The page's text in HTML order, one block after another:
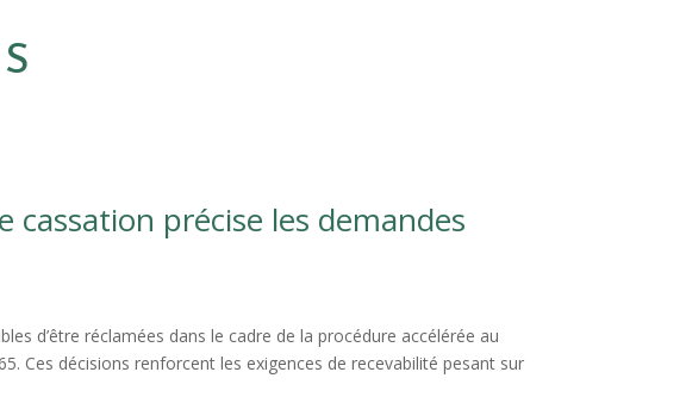
cassation précise les demandes
d’être réclamées dans le cadre de la procédure accélérée au
Ces décisions renforcent les exigences de recevabilité pesant sur